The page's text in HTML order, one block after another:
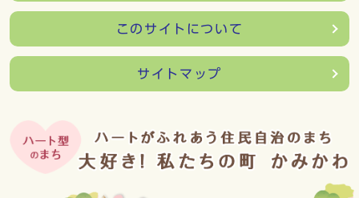
このサイトについて
サイトマップ